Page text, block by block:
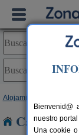
Alojamientos
Casas
Bienvenid@
nuestro
Una cookie